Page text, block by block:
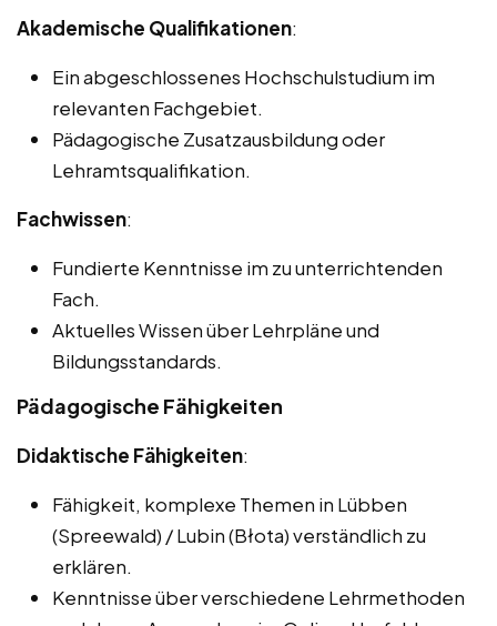
Akademische Qualifikationen:
Ein abgeschlossenes Hochschulstudium im
relevanten Fachgebiet.
Pädagogische Zusatzausbildung oder
Lehramtsqualifikation.
Fachwissen:
Fundierte Kenntnisse im zu unterrichtenden
Fach.
Aktuelles Wissen über Lehrpläne und
Bildungsstandards.
Pädagogische Fähigkeiten
Didaktische Fähigkeiten:
Fähigkeit, komplexe Themen in Lübben
(Spreewald) / Lubin (Błota) verständlich zu
erklären.
Kenntnisse über verschiedene Lehrmethoden